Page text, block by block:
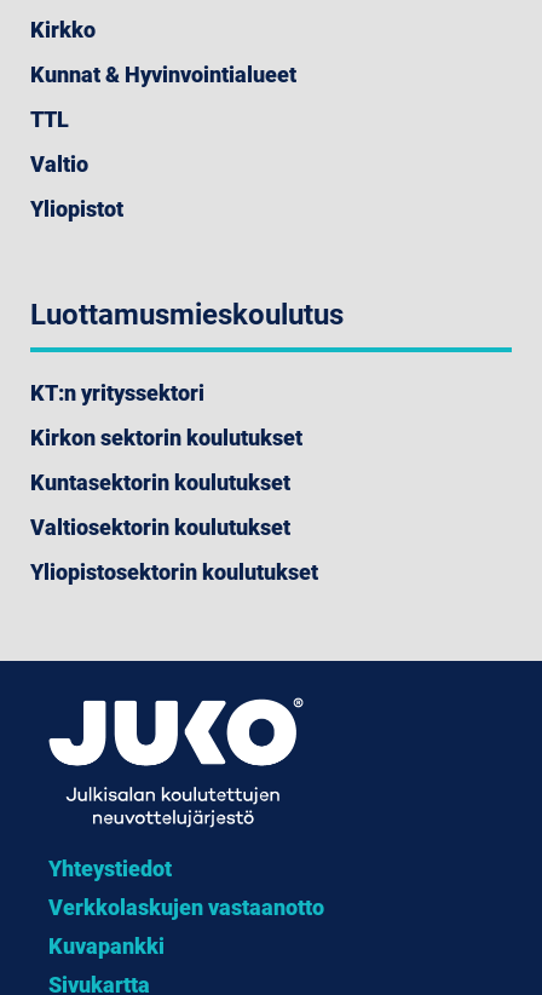
Kirkko
Kunnat & Hyvinvointialueet
TTL
Valtio
Yliopistot
Luottamusmieskoulutus
KT:n yrityssektori
Kirkon sektorin koulutukset
Kuntasektorin koulutukset
Valtiosektorin koulutukset
Yliopistosektorin koulutukset
Yhteystiedot
Verkkolaskujen vastaanotto
Kuvapankki
Sivukartta